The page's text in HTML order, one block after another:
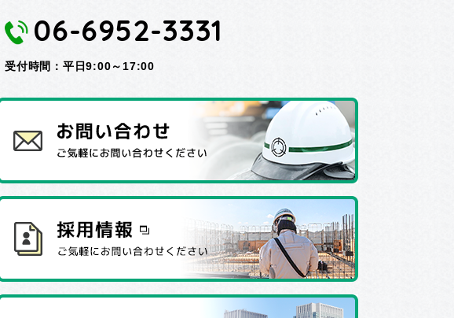
06-6952-3331
受付時間：平日9:00～17:00